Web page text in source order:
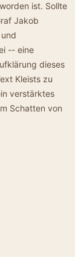
ist. Sollte
Jakob
-- eine
dieses
Kleists zu
verstärktes
Schatten von